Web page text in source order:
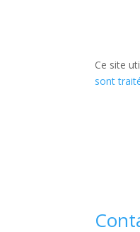
Ce site
sont